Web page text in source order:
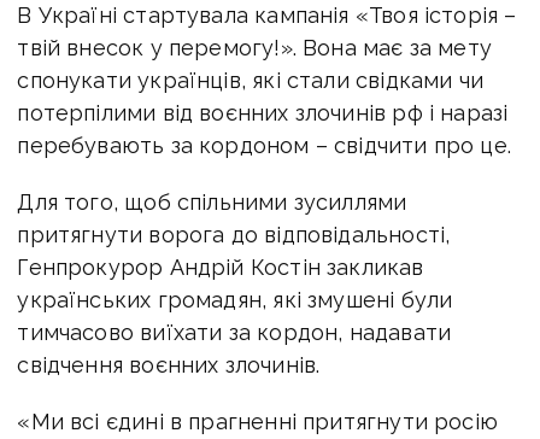
В Україні стартувала кампанія «Твоя історія –
твій внесок у перемогу!». Вона має за мету
спонукати українців, які стали свідками чи
потерпілими від воєнних злочинів рф і наразі
перебувають за кордоном – свідчити про це.
Для того, щоб спільними зусиллями
притягнути ворога до відповідальності,
Генпрокурор Андрій Костін закликав
українських громадян, які змушені були
тимчасово виїхати за кордон, надавати
свідчення воєнних злочинів.
«Ми всі єдині в прагненні притягнути росію